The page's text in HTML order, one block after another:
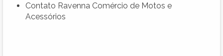
Contato Ravenna Comércio de Motos e
Acessórios